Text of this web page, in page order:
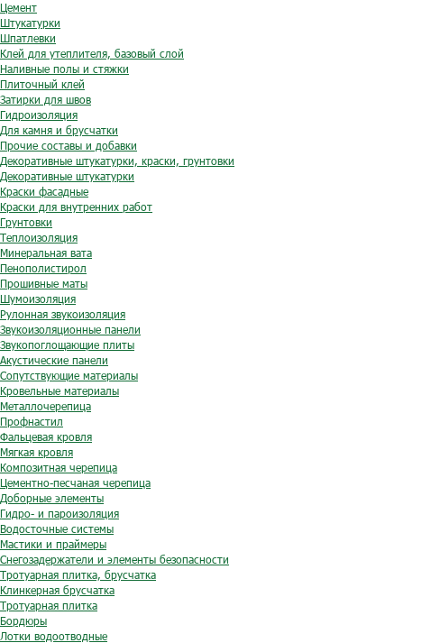
Цемент
Штукатурки
Шпатлевки
Клей для утеплителя, базовый слой
Наливные полы и стяжки
Плиточный клей
Затирки для швов
Гидроизоляция
Для камня и брусчатки
Прочие составы и добавки
Декоративные штукатурки, краски, грунтовки
Декоративные штукатурки
Краски фасадные
Краски для внутренних работ
Грунтовки
Теплоизоляция
Минеральная вата
Пенополистирол
Прошивные маты
Шумоизоляция
Рулонная звукоизоляция
Звукоизоляционные панели
Звукопоглощающие плиты
Акустические панели
Сопутствующие материалы
Кровельные материалы
Металлочерепица
Профнастил
Фальцевая кровля
Мягкая кровля
Композитная черепица
Цементно-песчаная черепица
Доборные элементы
Гидро- и пароизоляция
Водосточные системы
Мастики и праймеры
Снегозадержатели и элементы безопасности
Тротуарная плитка, брусчатка
Клинкерная брусчатка
Тротуарная плитка
Бордюры
Лотки водоотводные